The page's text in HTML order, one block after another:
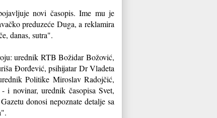
novi časopis. Ime mu je
preduzeće Duga, a reklamira
danas, sutra".
urednik RTB Božidar Božović,
Đorđević, psihijatar Dr Vladeta
Politike Miroslav Radojčić,
i novinar, urednik časopisa Svet,
donosi nepoznate detalje sa